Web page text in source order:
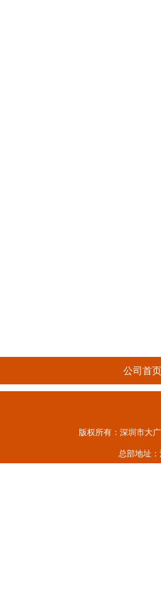
公司首页
版权所有：深圳市大
总部地址